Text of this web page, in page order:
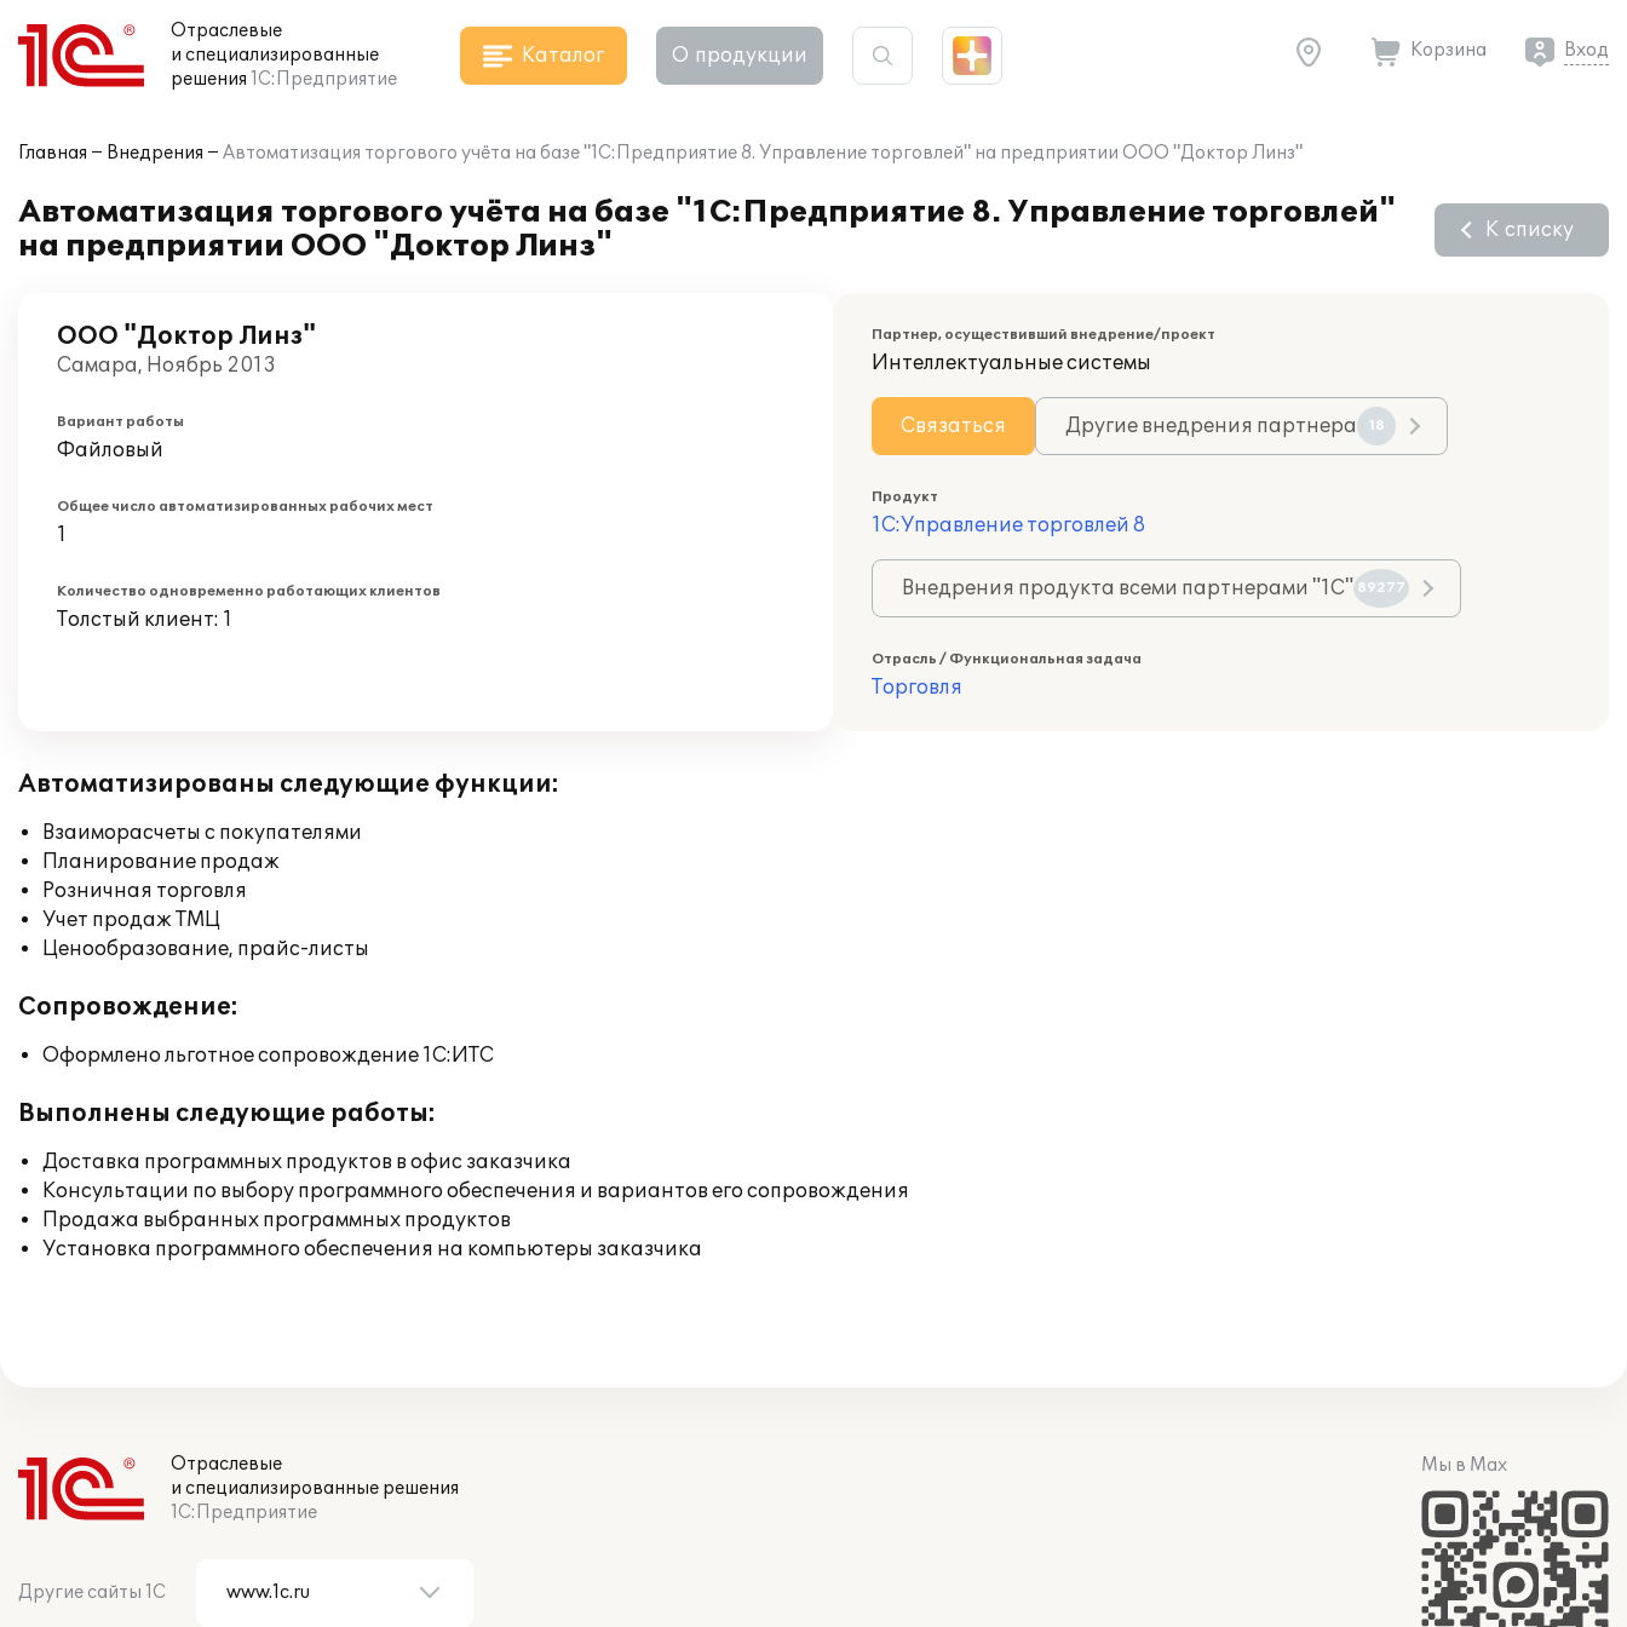
Отраслевые
и специализированные
решения 1С:Предприятие
Каталог О продукции Корзина Вход
Главная Внедрения Автоматизация торгового учёта на базе "1С:Предприятие 8. Управление торговлей" на предприятии ООО "Доктор Линз"
Автоматизация торгового учёта на базе "1С:Предприятие 8. Управление торговлей"
на предприятии ООО "Доктор Линз"
К списку
ООО "Доктор Линз"
Самара, Ноябрь 2013
Вариант работы
Файловый
Общее число автоматизированных рабочих мест
1
Количество одновременно работающих клиентов
Толстый клиент: 1
Партнер, осуществивший внедрение/проект
Интеллектуальные системы
Связаться Другие внедрения партнера 18
Продукт
1С:Управление торговлей 8
Внедрения продукта всеми партнерами "1С" 89277
Отрасль / Функциональная задача
Торговля
Автоматизированы следующие функции:
Взаиморасчеты с покупателями
Планирование продаж
Розничная торговля
Учет продаж ТМЦ
Ценообразование, прайс-листы
Сопровождение:
Оформлено льготное сопровождение 1С:ИТС
Выполнены следующие работы:
Доставка программных продуктов в офис заказчика
Консультации по выбору программного обеспечения и вариантов его сопровождения
Продажа выбранных программных продуктов
Установка программного обеспечения на компьютеры заказчика
Отраслевые
и специализированные решения
1С:Предприятие
Другие сайты 1С
Мы в Max